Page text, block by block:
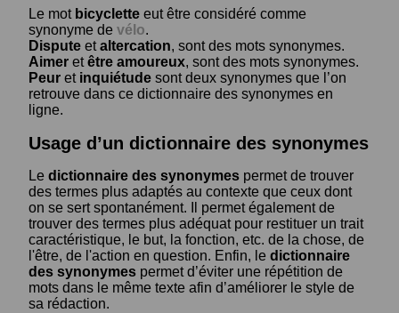
Le mot bicyclette eut être considéré comme
synonyme de vélo.
Dispute etaltercation, sont des mots synonymes.
Aimer etêtre amoureux, sont des mots synonymes.
Peur et inquiétude sont deux synonymes que l’on
retrouve dans ce dictionnaire des synonymes en
ligne.
Usage d’un dictionnaire des synonymes
Le dictionnaire des synonymes permet de trouver
des termes plus adaptés au contexte que ceux dont
on se sert spontanément. Il permet également de
trouver des termes plus adéquat pour restituer un trait
caractéristique, le but, la fonction, etc. de la chose, de
l'être, de l'action en question. Enfin, le dictionnaire
des synonymes permet d’éviter une répétition de
mots dans le même texte afin d’améliorer le style de
sa rédaction.